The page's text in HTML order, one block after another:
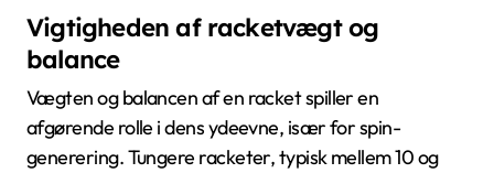
Vigtigheden af racketvægt og
balance
Vægten og balancen af en racket spiller en
afgørende rolle i dens ydeevne, især for spin-
generering. Tungere racketer, typisk mellem 10 og